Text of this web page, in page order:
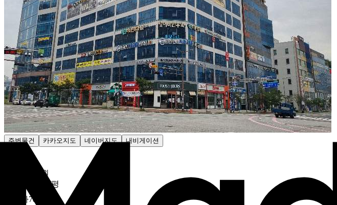
주변물건 카카오지도 네이버지도 내비게이션
4억7000만원
801만6373원/평
최저가78